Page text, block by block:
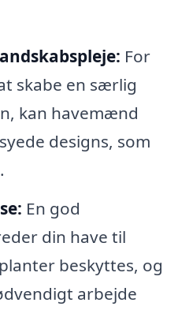
For
skabe en særlig
kan havemænd
designs, som
En god
din have til
beskyttes, og
arbejde